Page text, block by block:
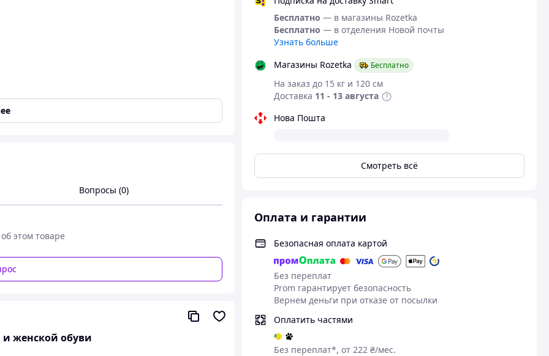
Бесплатно — в магазины Rozetka
Бесплатно — в отделения Новой почты
Узнать больше
Магазины Rozetka
Бесплатно
На заказ до 15 кг и 120 см
Доставка 11 - 13 августа
Нова Пошта
Смотреть всё
Оплата и гарантии
Безопасная оплата картой
Без переплат
Prom гарантирует безопасность
Вернем деньги при отказе от посылки
Оплатить частями
Без переплат*, от 222 ₴/мес.
Вопросы (0)
этом товаре
женской обуви